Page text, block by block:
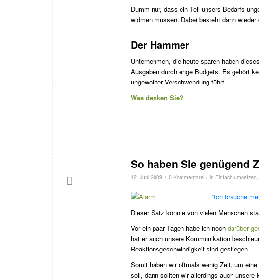
Dumm nur, dass ein Teil unsers Bedarfs
widmen müssen. Dabei besteht dann
Der Hammer
Unternehmen, die heute sparen haben
Ausgaben durch enge Budgets. Es gehört
ungewollter Verschwendung führt.
Was denken Sie?
So haben Sie genügend
12. Juni 2009 / 0 Kommentare / in Einfach umsetzen
“Ich brauche
Dieser Satz könnte von vielen Menschen
Vor ein paar Tagen habe ich noch darüber
hat er auch unsere Kommunikation
Reaktionsgeschwindigkeit sind gestiegen.
Somit haben wir oftmals wenig Zeit, um
soll, dann sollten wir allerdings auch unsere